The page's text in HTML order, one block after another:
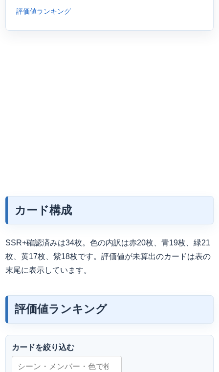
評価値ランキング
カード構成
SSR+確認済みは34枚。色の内訳は赤20枚、青19枚、緑21
枚、黄17枚、紫18枚です。評価値が未算出のカードは表の
末尾に表示しています。
評価値ランキング
カードを絞り込む